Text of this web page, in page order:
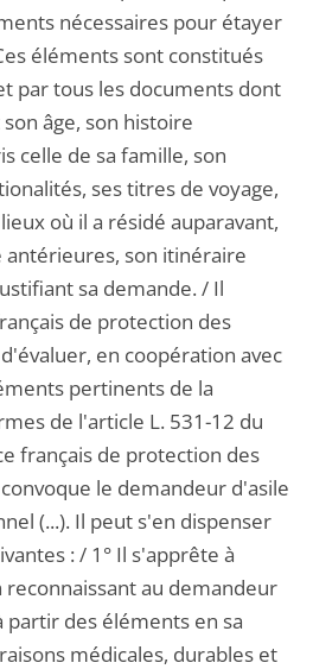
nécessaires pour étayer
éléments sont constitués
par tous les documents dont
âge, son histoire
celle de sa famille, son
ses titres de voyage,
où il a résidé auparavant,
antérieures, son itinéraire
sa demande. / Il
de protection des
en coopération avec
pertinents de la
de l'article L. 531-12 du
français de protection des
le demandeur d'asile
(...). Il peut s'en dispenser
: / 1° Il s'apprête à
au demandeur
partir des éléments en sa
médicales, durables et